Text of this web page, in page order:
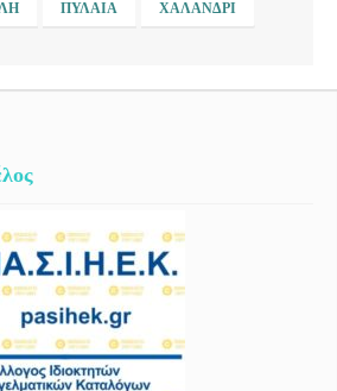
ΠΥΛΑΊΑ ΧΑΛΆΝΔΡΙ